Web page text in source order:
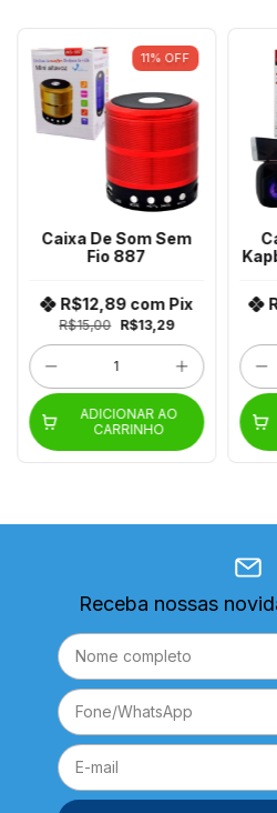
11% OFF
Caixa De Som Sem
Fio 887
R$15,00 R$13,29
R$12,89 com Pix
ADICIONAR AO
CARRINHO
Receba nossas